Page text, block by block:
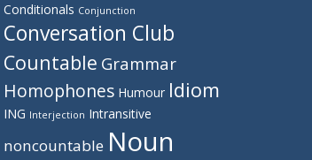
Conditionals Conjunction
Conversation Club
Countable Grammar
Homophones Humour Idiom
ING Interjection Intransitive
noncountable Noun